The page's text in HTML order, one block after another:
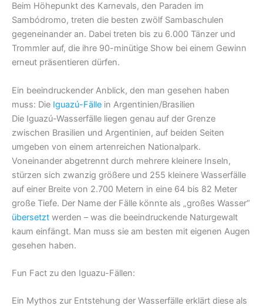
Beim Höhepunkt des Karnevals, den Paraden im
Sambódromo, treten die besten zwölf Sambaschulen
gegeneinander an. Dabei treten bis zu 6.000 Tänzer und
Trommler auf, die ihre 90-minütige Show bei einem Gewinn
erneut präsentieren dürfen.
Ein beeindruckender Anblick, den man gesehen haben
muss: Die Iguazú-Fälle in Argentinien/Brasilien
Die Iguazú-Wasserfälle liegen genau auf der Grenze
zwischen Brasilien und Argentinien, auf beiden Seiten
umgeben von einem artenreichen Nationalpark.
Voneinander abgetrennt durch mehrere kleinere Inseln,
stürzen sich zwanzig größere und 255 kleinere Wasserfälle
auf einer Breite von 2.700 Metern in eine 64 bis 82 Meter
große Tiefe. Der Name der Fälle könnte als „großes Wasser“
übersetzt werden – was die beeindruckende Naturgewalt
kaum einfängt. Man muss sie am besten mit eigenen Augen
gesehen haben.
Fun Fact zu den Iguazu-Fällen:
Ein Mythos zur Entstehung der Wasserfälle erklärt diese als